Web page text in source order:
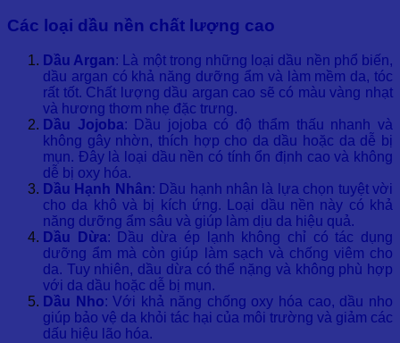
Các loại dầu nền chất lượng cao
Dầu Argan: Là một trong những loại dầu nền phổ biến,
dầu argan có khả năng dưỡng ẩm và làm mềm da, tóc
rất tốt. Chất lượng dầu argan cao sẽ có màu vàng nhạt
và hương thơm nhẹ đặc trưng.
Dầu Jojoba: Dầu jojoba có độ thẩm thấu nhanh và
không gây nhờn, thích hợp cho da dầu hoặc da dễ bị
mụn. Đây là loại dầu nền có tính ổn định cao và không
dễ bị oxy hóa.
Dầu Hạnh Nhân: Dầu hạnh nhân là lựa chọn tuyệt vời
cho da khô và bị kích ứng. Loại dầu nền này có khả
năng dưỡng ẩm sâu và giúp làm dịu da hiệu quả.
Dầu Dừa: Dầu dừa ép lạnh không chỉ có tác dụng
dưỡng ẩm mà còn giúp làm sạch và chống viêm cho
da. Tuy nhiên, dầu dừa có thể nặng và không phù hợp
với da dầu hoặc dễ bị mụn.
Dầu Nho: Với khả năng chống oxy hóa cao, dầu nho
giúp bảo vệ da khỏi tác hại của môi trường và giảm các
dấu hiệu lão hóa.